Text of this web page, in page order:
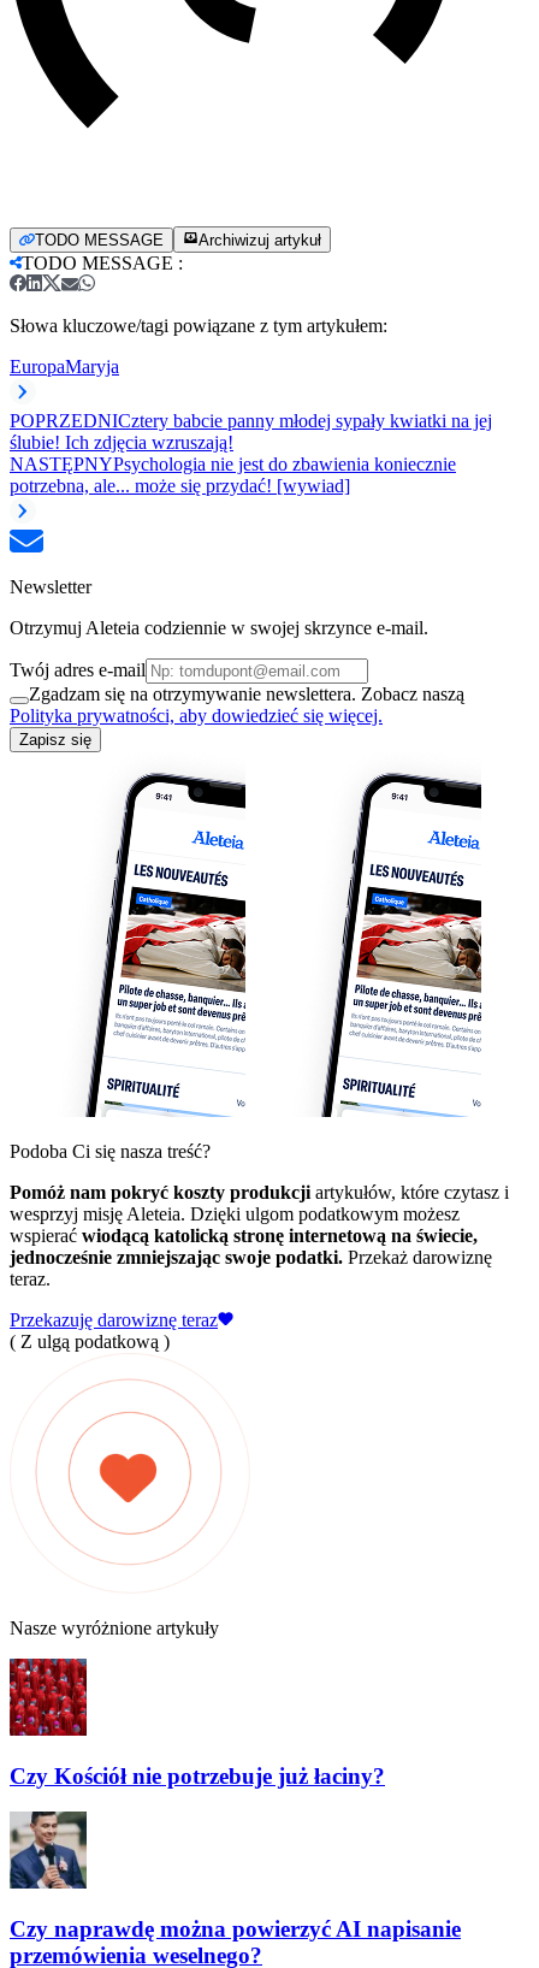
TODO MESSAGE Archiwizuj artykuł
TODO MESSAGE :
Słowa kluczowe/tagi powiązane z tym artykułem:
EuropaMaryja
POPRZEDNICztery babcie panny młodej sypały kwiatki na jej
ślubie! Ich zdjęcia wzruszają!
NASTĘPNYPsychologia nie jest do zbawienia koniecznie
potrzebna, ale... może się przydać! [wywiad]
Newsletter
Otrzymuj Aleteia codziennie w swojej skrzynce e-mail.
Twój adres e-mail
Zgadzam się na otrzymywanie newslettera. Zobacz naszą
Polityka prywatności, aby dowiedzieć się więcej.
Zapisz się
Podoba Ci się nasza treść?
Pomóż nam pokryć koszty produkcji artykułów, które czytasz i
wesprzyj misję Aleteia. Dzięki ulgom podatkowym możesz
wspierać wiodącą katolicką stronę internetową na świecie,
jednocześnie zmniejszając swoje podatki. Przekaż darowiznę
teraz.
Przekazuję darowiznę teraz
( Z ulgą podatkową )
Nasze wyróżnione artykuły
Czy Kościół nie potrzebuje już łaciny?
Czy naprawdę można powierzyć AI napisanie
przemówienia weselnego?